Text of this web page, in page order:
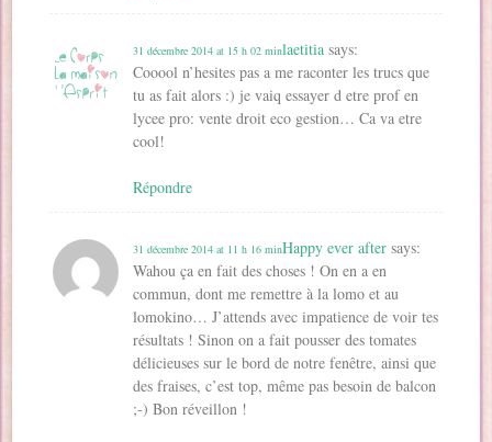
laetitia says:
31 décembre 2014 at 15 h 02 min
Cooool n’hesites pas a me raconter les trucs que
tu as fait alors :) je vaiq essayer d etre prof en
lycee pro: vente droit eco gestion… Ca va etre
cool!
Répondre
Happy ever after says:
31 décembre 2014 at 11 h 16 min
Wahou ça en fait des choses ! On en a en
commun, dont me remettre à la lomo et au
lomokino… J’attends avec impatience de voir tes
résultats ! Sinon on a fait pousser des tomates
délicieuses sur le bord de notre fenêtre, ainsi que
des fraises, c’est top, même pas besoin de balcon
;-) Bon réveillon !